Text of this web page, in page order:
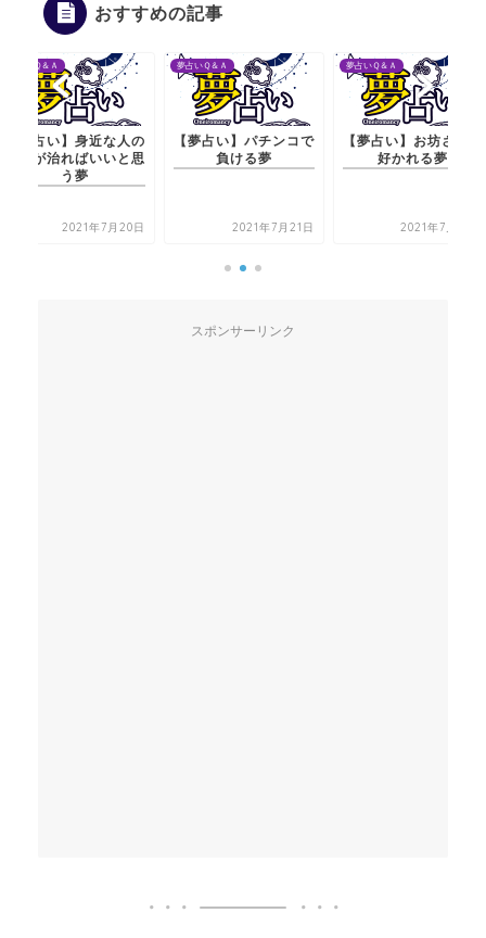
おすすめの記事
夢占いＱ＆Ａ
【夢占い】身近な人の
病気が治ればいいと思
う夢
2021年7月20日
夢占いＱ＆Ａ
【夢占い】パチンコで
負ける夢
2021年7月21日
夢占いＱ＆Ａ
【夢占い】お坊さんに
好かれる夢
2021年7月20日
スポンサーリンク